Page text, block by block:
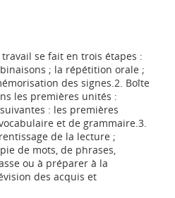
se fait en trois étapes :
; la répétition orale ;
des signes.2. Boîte
les premières unités :
: les premières
et de grammaire.3.
de la lecture ;
de mots, de phrases,
ou à préparer à la
des acquis et